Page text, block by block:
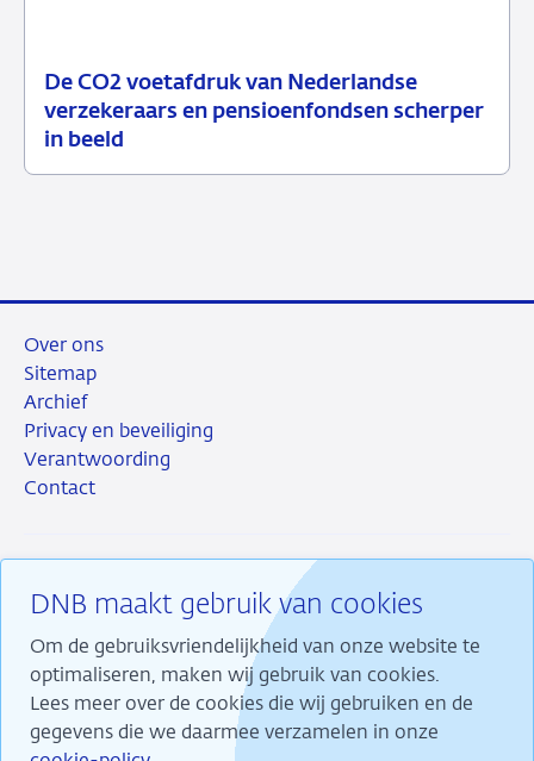
De CO2 voetafdruk van Nederlandse
verzekeraars en pensioenfondsen scherper
in beeld
10
oktober
Nieuws
DNB maakt gebruik van cookies
Om de gebruiksvriendelijkheid van onze website te
optimaliseren, maken wij gebruik van cookies.
Lees meer over de cookies die wij gebruiken en de
gegevens die we daarmee verzamelen in onze
Over ons
Sitemap
Archief
Privacy en beveiliging
Verantwoording
Contact
RSS InstagramLinkedin
X
Wij maken ons sterk voor financiële stabiliteit en